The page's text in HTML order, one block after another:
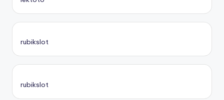
rubikslot
rubikslot